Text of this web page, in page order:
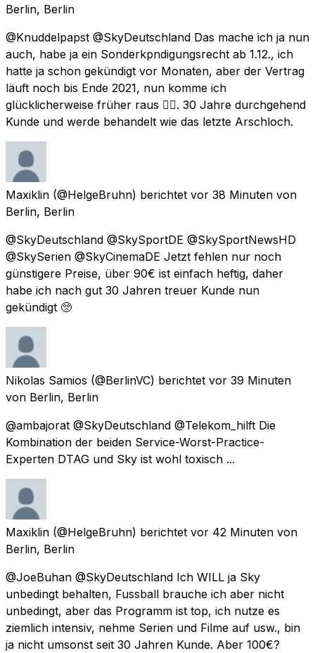
Berlin, Berlin
@Knuddelpapst @SkyDeutschland Das mache ich ja nun
auch, habe ja ein Sonderkpndigungsrecht ab 1.12., ich
hatte ja schon gekündigt vor Monaten, aber der Vertrag
läuft noch bis Ende 2021, nun komme ich
glücklicherweise früher raus 👍🏻. 30 Jahre durchgehend
Kunde und werde behandelt wie das letzte Arschloch.
Maxiklin (@HelgeBruhn) berichtet vor 38 Minuten von
Berlin, Berlin
@SkyDeutschland @SkySportDE @SkySportNewsHD
@SkySerien @SkyCinemaDE Jetzt fehlen nur noch
günstigere Preise, über 90€ ist einfach heftig, daher
habe ich nach gut 30 Jahren treuer Kunde nun
gekündigt 🥺
Nikolas Samios (@BerlinVC) berichtet vor 39 Minuten
von Berlin, Berlin
@ambajorat @SkyDeutschland @Telekom_hilft Die
Kombination der beiden Service-Worst-Practice-
Experten DTAG und Sky ist wohl toxisch ...
Maxiklin (@HelgeBruhn) berichtet vor 42 Minuten von
Berlin, Berlin
@JoeBuhan @SkyDeutschland Ich WILL ja Sky
unbedingt behalten, Fussball brauche ich aber nicht
unbedingt, aber das Programm ist top, ich nutze es
ziemlich intensiv, nehme Serien und Filme auf usw., bin
ja nicht umsonst seit 30 Jahren Kunde. Aber 100€?